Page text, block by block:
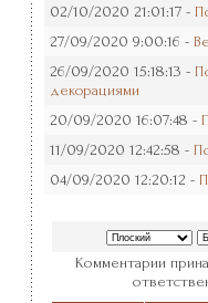
02/10/2020 21:01:17 -
27/09/2020 9:00:16 -
26/09/2020 15:18:13 -
декорациями
20/09/2020 16:07:48 -
11/09/2020 12:42:58 -
04/09/2020 12:20:12 -
Комментарии